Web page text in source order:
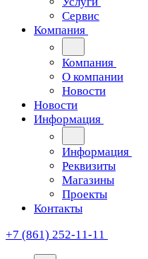
Сервис
Компания
Компания
О компании
Новости
Новости
Информация
Информация
Реквизиты
Магазины
Проекты
Контакты
+7 (861) 252-11-11